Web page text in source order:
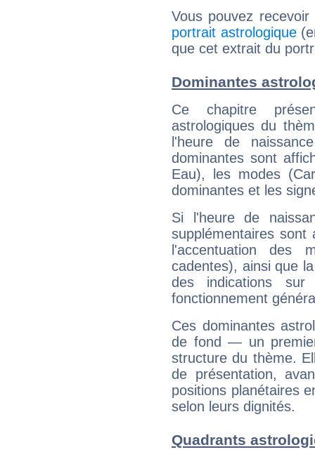
Vous pouvez
portrait astrologique
que cet extrait du
Dominantes
Ce chapitre
astrologiques du
l'heure de
dominantes sont
Eau), les modes
dominantes et les
Si l'heure de
supplémentaires sont
l'accentuation des
cadentes), ainsi que
des indications sur
fonctionnement
Ces dominantes
de fond — un
structure du thème.
de présentation,
positions planétaires
selon leurs dignités.
Quadrants